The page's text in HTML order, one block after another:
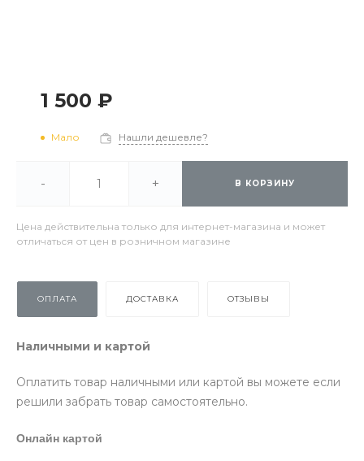
1 500 ₽
Мало Нашли дешевле?
- + В КОРЗИНУ
Цена действительна только для интернет-магазина и может
отличаться от цен в розничном магазине
ОПЛАТА ДОСТАВКА ОТЗЫВЫ
Наличными и картой
Оплатить товар наличными или картой вы можете если
решили забрать товар самостоятельно.
Онлайн картой